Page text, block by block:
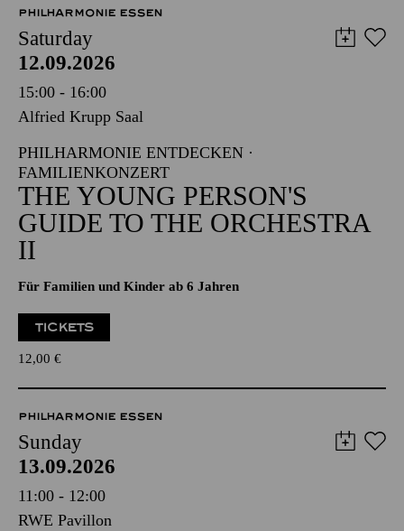
PHILHARMONIE ESSEN
Saturday
12.09.2026
15:00 - 16:00
Alfried Krupp Saal
PHILHARMONIE ENTDECKEN ·
FAMILIENKONZERT
THE YOUNG PERSON'S
GUIDE TO THE ORCHESTRA
II
Für Familien und Kinder ab 6 Jahren
TICKETS
12,00 €
PHILHARMONIE ESSEN
Sunday
13.09.2026
11:00 - 12:00
RWE Pavillon